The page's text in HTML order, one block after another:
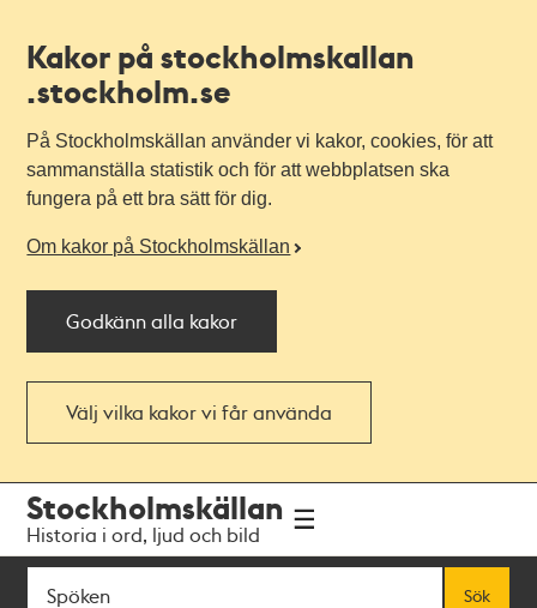
Kakor på stockholmskallan
.stockholm.se
På Stockholmskällan använder vi kakor, cookies, för att
sammanställa statistik och för att webbplatsen ska
fungera på ett bra sätt för dig.
Om kakor på Stockholmskällan
Godkänn alla kakor
Välj vilka kakor vi får använda
navigationen
huvudinnehållet
Stockholmskällan
Historia i ord, ljud och bild
Sök
Sök